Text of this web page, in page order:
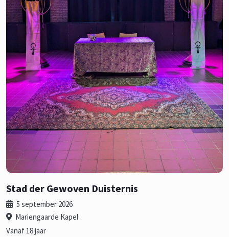
Stad der Gewoven Duisternis
5 september 2026
Mariengaarde Kapel
Vanaf 18 jaar